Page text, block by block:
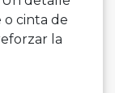
o cinta de
la